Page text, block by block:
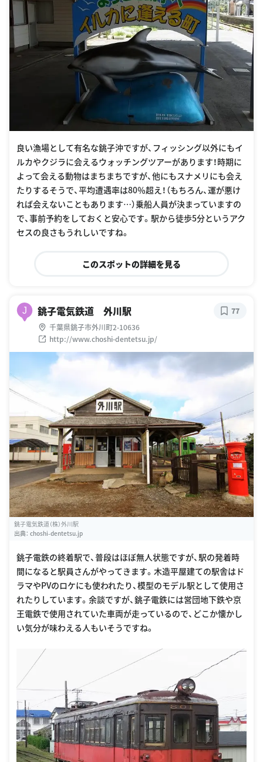
良い漁場として有名な銚子沖ですが、フィッシング以外にもイ
ルカやクジラに会えるウォッチングツアーがあります！時期に
よって会える動物はまちまちですが、他にもスナメリにも会え
たりするそうで、平均遭遇率は80％超え！（もちろん、運が悪け
れば会えないこともあります…）乗船人員が決まっていますの
で、事前予約をしておくと安心です。駅から徒歩5分というアク
セスの良さもうれしいですね。
このスポットの詳細を見る
J 銚子電気鉄道 外川駅
千葉県銚子市外川町2-10636
http://www.choshi-dentetsu.jp/
77
銚子電気鉄道（株）外川駅
出典： choshi-dentetsu.jp
銚子電鉄の終着駅で、普段はほぼ無人状態ですが、駅の発着時
間になると駅員さんがやってきます。木造平屋建ての駅舎はド
ラマやPVのロケにも使われたり、模型のモデル駅として使用さ
れたりしています。余談ですが、銚子電鉄には営団地下鉄や京
王電鉄で使用されていた車両が走っているので、どこか懐かし
い気分が味わえる人もいそうですね。